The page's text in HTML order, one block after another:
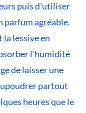
puis d’utiliser
parfum agréable.
la lessive en
l’humidité
de laisser une
partout
heures que le